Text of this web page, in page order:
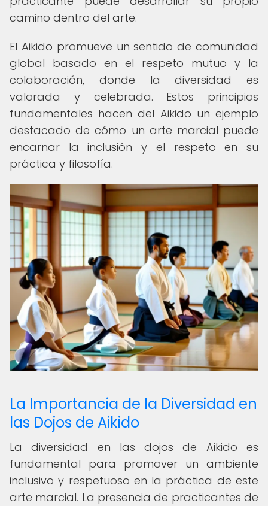
camino dentro del arte.
El Aikido promueve un sentido de comunidad
global basado en el respeto mutuo y la
colaboración, donde la diversidad es
valorada y celebrada. Estos principios
fundamentales hacen del Aikido un ejemplo
destacado de cómo un arte marcial puede
encarnar la inclusión y el respeto en su
práctica y filosofía.
La Importancia de la Diversidad en
las Dojos de Aikido
La diversidad en las dojos de Aikido es
fundamental para promover un ambiente
inclusivo y respetuoso en la práctica de este
arte marcial. La presencia de practicantes de